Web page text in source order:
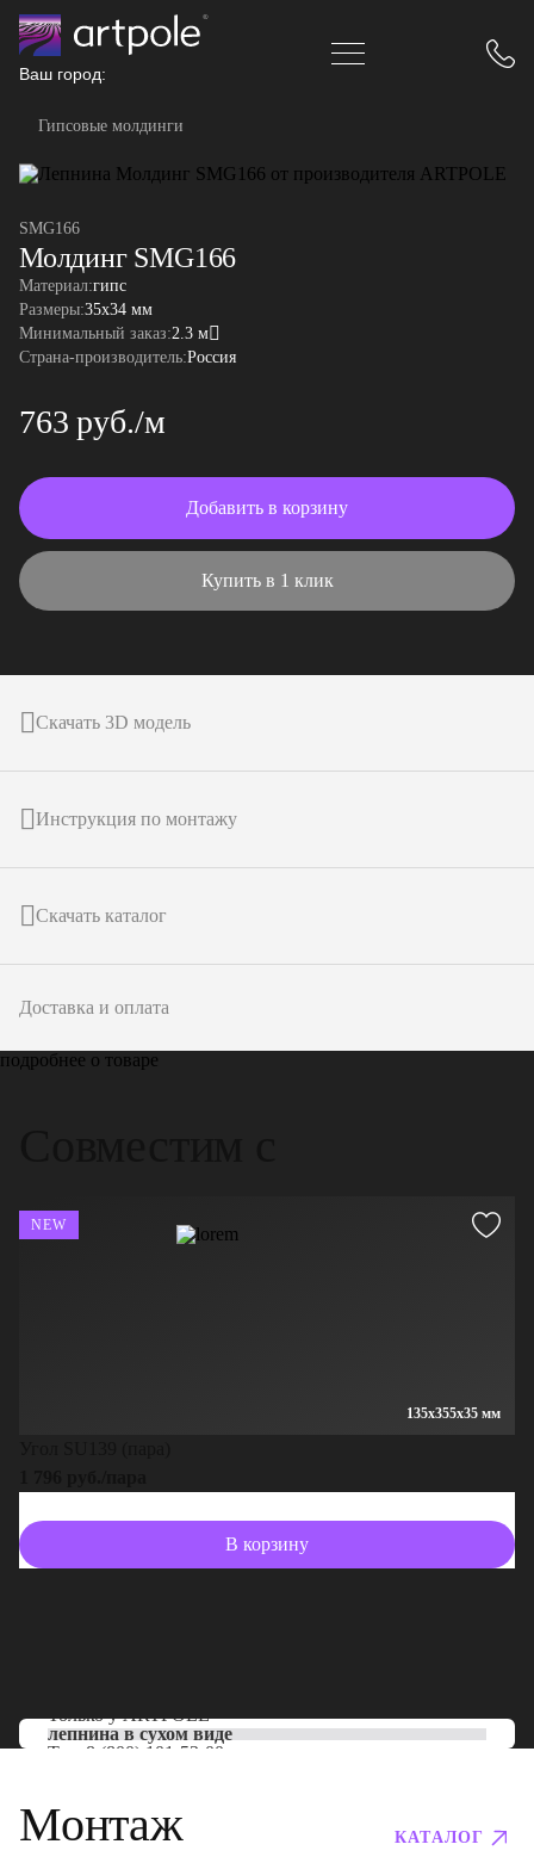
Ваш город:
Гипсовые молдинги
SMG166
Молдинг SMG166
Материал:гипс
Размеры:35x34 мм
Минимальный заказ:2.3 м
Страна-производитель:Россия
763 руб./м
Добавить в корзину
Купить в 1 клик
Скачать 3D модель
Инструкция по монтажу
Скачать каталог
Доставка и оплата
подробнее о товаре
135x355x35 мм
NEW
В корзину
Только уARTPOLE
лепнина в сухом виде
Тел: 8 (800) 101-53-00
Монтаж КАТАЛОГ